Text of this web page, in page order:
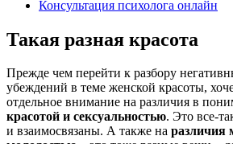
Консультация психолога онлайн
Такая разная красота
Прежде чем перейти к разбору
убеждений в теме женской красоты,
отдельное внимание на различия в
красотой и сексуальностью. Это все-
и взаимосвязаны. А также на различия